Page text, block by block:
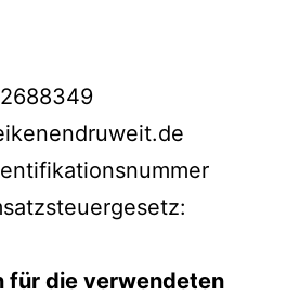
für die verwendeten